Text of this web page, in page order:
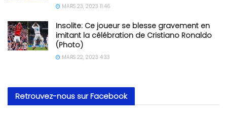
MARS 23, 2023 11:46
Insolite: Ce joueur se blesse gravement en
imitant la célébration de Cristiano Ronaldo
(Photo)
MARS 22, 2023 4:33
Retrouvez-nous sur Facebook